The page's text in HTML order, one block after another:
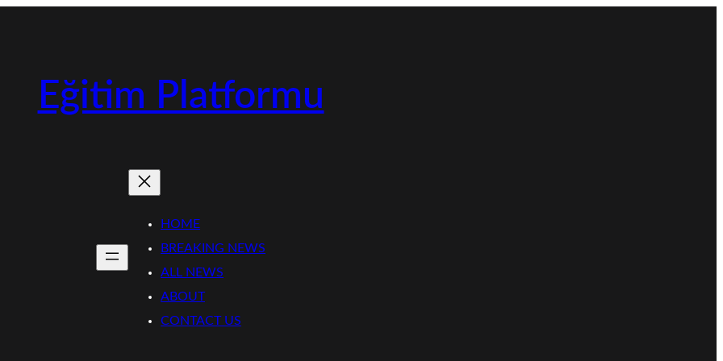
Eğitim Platformu
HOME
BREAKING NEWS
ALL NEWS
ABOUT
CONTACT US